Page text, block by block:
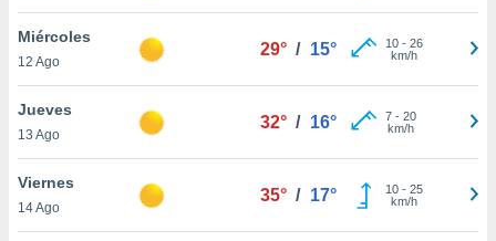
sitio
En
sean
el sitio
Miércoles
12 Ago
29° / 15° 10- 26
km/h
Jueves
13 Ago
32° / 16° 7- 20
km/h
Viernes
14 Ago
35° / 17° 10- 25
km/h